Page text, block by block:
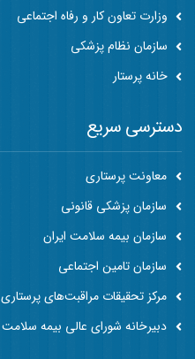
وزارت تعاون کار و رفاه اجتماعی
سازمان نظام پزشکی
خانه پرستار
دسترسی سریع
معاونت پرستاری
سازمان پزشکی قانونی
سازمان بیمه سلامت ایران
سازمان تامین اجتماعی
مرکز تحقیقات مراقبت‌های پرستاری
دبیرخانه شورای عالی بیمه سلامت